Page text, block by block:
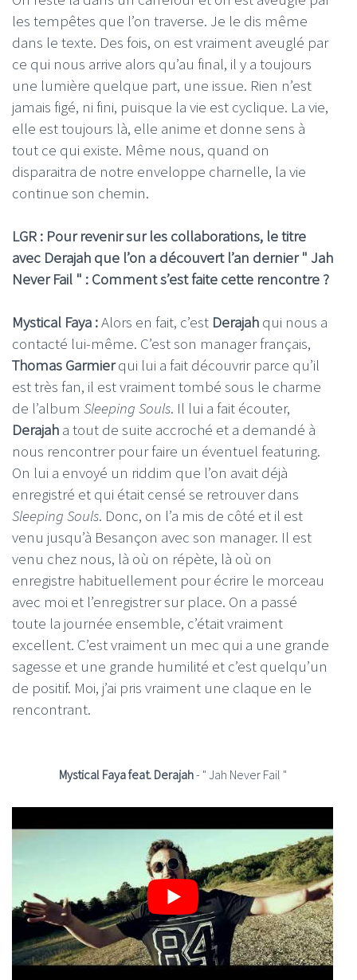
les tempêtes que l’on traverse. Je le dis même
dans le texte. Des fois, on est vraiment aveuglé par
ce qui nous arrive alors qu’au final, il y a toujours
une lumière quelque part, une issue. Rien n’est
jamais figé, ni fini, puisque la vie est cyclique. La vie,
elle est toujours là, elle anime et donne sens à
tout ce qui existe. Même nous, quand on
disparaitra de notre enveloppe charnelle, la vie
continue son chemin.
LGR : Pour revenir sur les collaborations, le titre
avec Derajah que l’on a découvert l’an dernier " Jah
Never Fail " : Comment s’est faite cette rencontre ?
Mystical Faya :Alors en fait, c’est Derajah qui nous a
contacté lui-même. C’est son manager français,
Thomas Garmierqui lui a fait découvrir parce qu’il
est très fan, il est vraiment tombé sous le charme
de l’album Sleeping Souls. Il lui a fait écouter,
Derajah a tout de suite accroché et a demandé à
nous rencontrer pour faire un éventuel featuring.
On lui a envoyé un riddim que l’on avait déjà
enregistré et qui était censé se retrouver dans
Sleeping Souls. Donc, on l’a mis de côté et il est
venu jusqu’à Besançon avec son manager. Il est
venu chez nous, là où on répète, là où on
enregistre habituellement pour écrire le morceau
avec moi et l’enregistrer sur place. On a passé
toute la journée ensemble, c’était vraiment
excellent. C’est vraiment un mec qui a une grande
sagesse et une grande humilité et c’est quelqu’un
de positif. Moi, j’ai pris vraiment une claque en le
rencontrant.
Mystical Faya feat. Derajah- " Jah Never Fail "